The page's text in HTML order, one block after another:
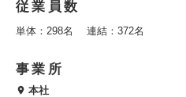
従業員数
単体：298名 連結：372名
事業所
本社